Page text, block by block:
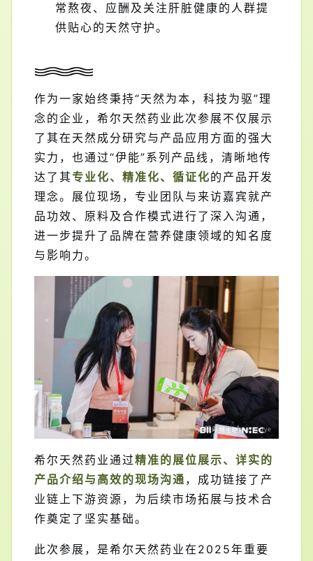
常熬夜、应酬及关注肝脏健康的人群提
供贴心的天然守护。
作为一家始终秉持“天然为本，科技为驱”理
念的企业，希尔天然药业此次参展不仅展示
了其在天然成分研究与产品应用方面的强大
实力，也通过“伊能”系列产品线，清晰地传
达了其专业化、精准化、循证化的产品开发
理念。展位现场，专业团队与来访嘉宾就产
品功效、原料及合作模式进行了深入沟通，
进一步提升了品牌在营养健康领域的知名度
与影响力。
希尔天然药业通过精准的展位展示、详实的
产品介绍与高效的现场沟通，成功链接了产
业链上下游资源，为后续市场拓展与技术合
作奠定了坚实基础。
此次参展，是希尔天然药业在2025年重要